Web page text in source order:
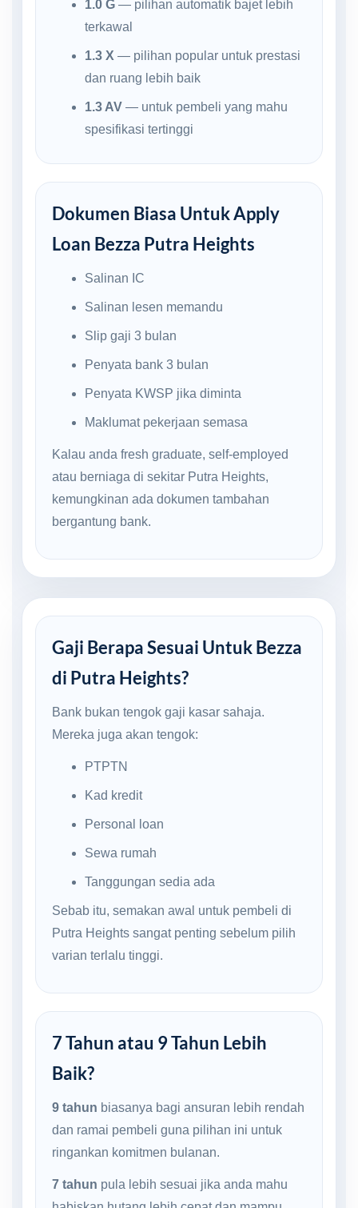
1.0 G— pilihan automatik bajet lebih
terkawal
1.3 X — pilihan popular untuk prestasi
dan ruang lebih baik
1.3 AV— untuk pembeli yang mahu
spesifikasi tertinggi
Dokumen Biasa Untuk Apply
Loan Bezza Putra Heights
Salinan IC
Salinan lesen memandu
Slip gaji 3 bulan
Penyata bank 3 bulan
Penyata KWSP jika diminta
Maklumat pekerjaan semasa
Kalau anda fresh graduate, self-employed
atau berniaga di sekitar Putra Heights,
kemungkinan ada dokumen tambahan
bergantung bank.
Gaji Berapa Sesuai Untuk Bezza
di Putra Heights?
Bank bukan tengok gaji kasar sahaja.
Mereka juga akan tengok:
PTPTN
Kad kredit
Personal loan
Sewa rumah
Tanggungan sedia ada
Sebab itu, semakan awal untuk pembeli di
Putra Heights sangat penting sebelum pilih
varian terlalu tinggi.
7 Tahun atau 9 Tahun Lebih
Baik?
9 tahun biasanya bagi ansuran lebih rendah
dan ramai pembeli guna pilihan ini untuk
ringankan komitmen bulanan.
7 tahun pula lebih sesuai jika anda mahu